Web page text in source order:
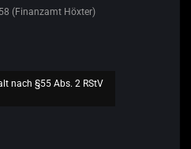
(Finanzamt Höxter)
nach §55 Abs. 2 RStV